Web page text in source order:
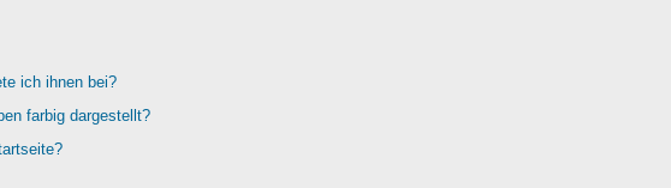
ich ihnen bei?
farbig dargestellt?